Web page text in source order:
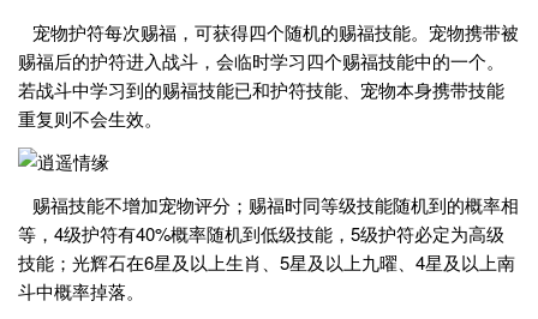
宠物护符每次赐福，可获得四个随机的赐福技能。宠物携带被
赐福后的护符进入战斗，会临时学习四个赐福技能中的一个。
若战斗中学习到的赐福技能已和护符技能、宠物本身携带技能
重复则不会生效。
赐福技能不增加宠物评分；赐福时同等级技能随机到的概率相
等，4级护符有40%概率随机到低级技能，5级护符必定为高级
技能；光辉石在6星及以上生肖、5星及以上九曜、4星及以上南
斗中概率掉落。